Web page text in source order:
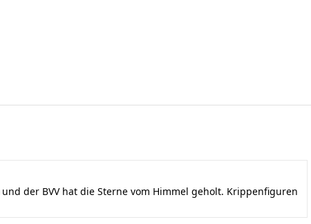
der BVV hat die Sterne vom Himmel geholt. Krippenfiguren